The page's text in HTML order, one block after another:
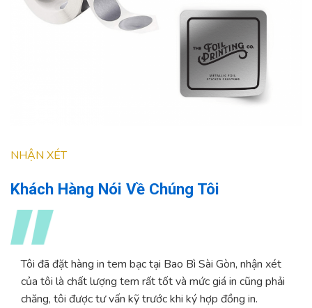
NHẬN XÉT
Khách Hàng Nói Về Chúng Tôi
Tôi đã đặt hàng in tem bạc tại Bao Bì Sài Gòn, nhận xét
của tôi là chất lượng tem rất tốt và mức giá in cũng phải
chăng, tôi được tư vấn kỹ trước khi ký hợp đồng in.